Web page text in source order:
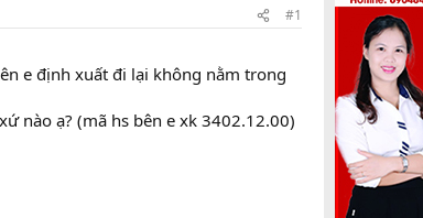
#1
e định xuất đi lại không nằm trong
nào ạ? (mã hs bên e xk 3402.12.00)